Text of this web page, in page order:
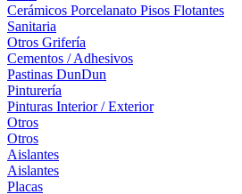
Cerámicos Porcelanato Pisos Flotantes
Sanitaria
Otros Grifería
Cementos / Adhesivos
Pastinas DunDun
Pinturería
Pinturas Interior / Exterior
Otros
Otros
Aislantes
Aislantes
Placas